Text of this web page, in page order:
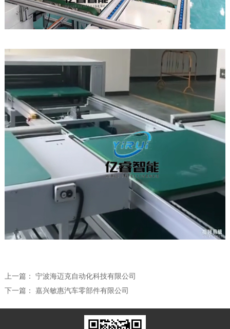
上一篇： 宁波海迈克自动化科技有限公司
下一篇： 嘉兴敏惠汽车零部件有限公司